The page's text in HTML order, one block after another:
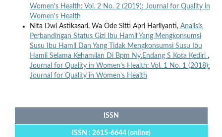
Women's Health: Vol. 2 No. 2 (2019): Journal for Quality in
Women's Health
Nita Dwi Astikasari, Wa Ode Sitti Apri Harliyanti, Analisis
Perbandingan Status Gizi Ibu Hamil Yang Mengkonsumsi
Susu Ibu Hamil Dan Yang Tidak Mengkonsumsi Susu Ibu
Hamil Selama Kehamilan Di Bpm Ny.Endang S Kota Kediri ,
Journal for Quality in Women's Health: Vol. 1 No. 1 (2018):
Journal for Quality in Women's Health
ISSN
ISSN : 2615-6644 (online)